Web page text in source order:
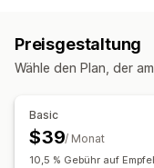
Automatisches
Rabatte E-Mail-
Betrugsschutz
Empfehlungen
Individuelle
Rabatte
Preisgestaltung
Wähle den Plan, der
Basic
$39/ Monat
10,5 % Gebühr auf